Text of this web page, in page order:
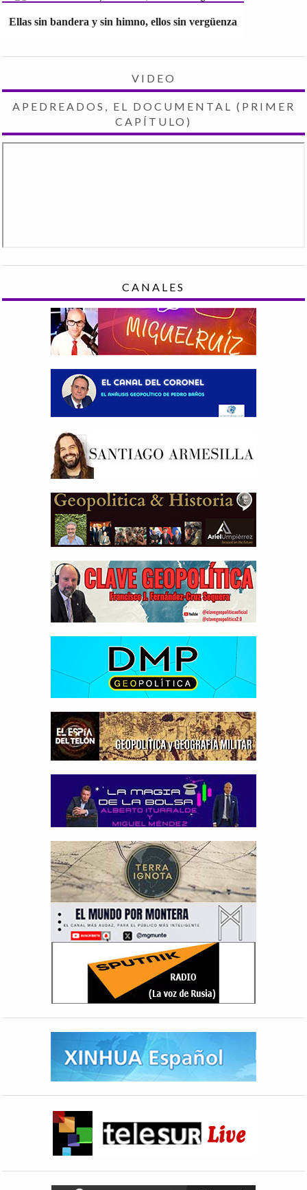
Ellas sin bandera y sin himno, ellos sin vergüenza
VIDEO
APEDREADOS, EL DOCUMENTAL (PRIMER
CAPÍTULO)
CANALES